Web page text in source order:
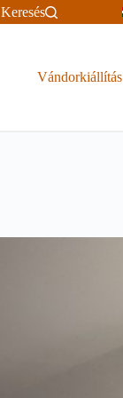
Keresés
Vándorkiállítás